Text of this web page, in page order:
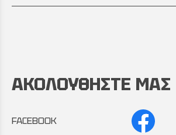
ΑΚΟΛΟΥΘΗΣΤΕ ΜΑΣ
FACEBOOK